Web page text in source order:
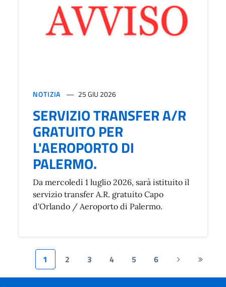
NOTIZIA 25 GIU 2026
SERVIZIO TRANSFER A/R
GRATUITO PER
L'AEROPORTO DI
PALERMO.
Da mercoledì 1 luglio 2026, sarà istituito il
servizio transfer A.R. gratuito Capo
d'Orlando / Aeroporto di Palermo.
1 2 3 4 5 6
Pagina
successiva
Ultima
pagina